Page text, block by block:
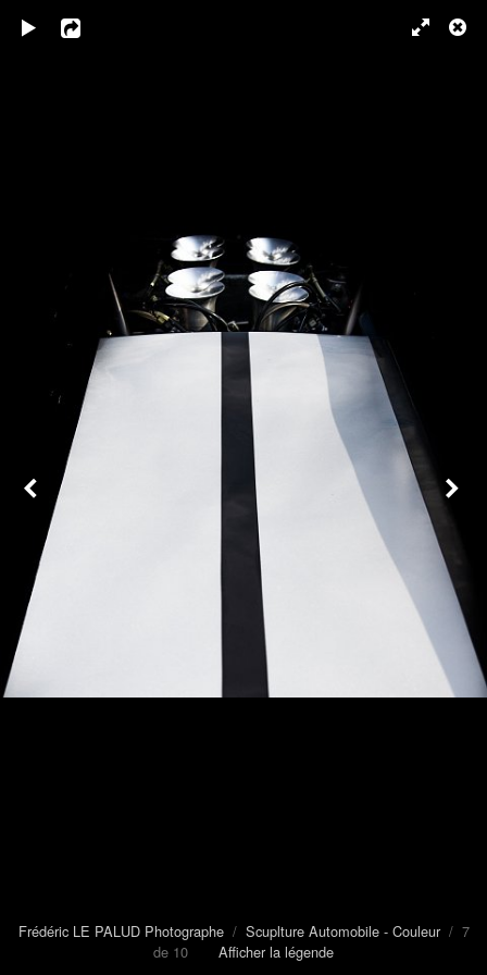
Frédéric LE PALUD Photographe/ Scuplture Automobile - Couleur/ 7
de 10 Afficher la légende